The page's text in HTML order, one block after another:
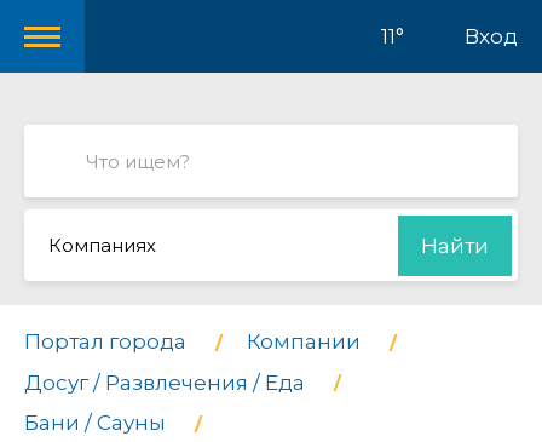
11° Вход
Компаниях Найти
Портал города
Компании
Досуг / Развлечения / Еда
Бани / Сауны